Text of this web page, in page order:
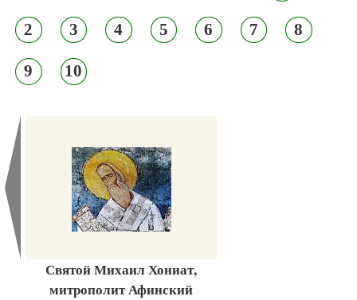
2 3 4 5 6 7 8
9 10
Святой Михаил Хониат,
митрополит Афинский